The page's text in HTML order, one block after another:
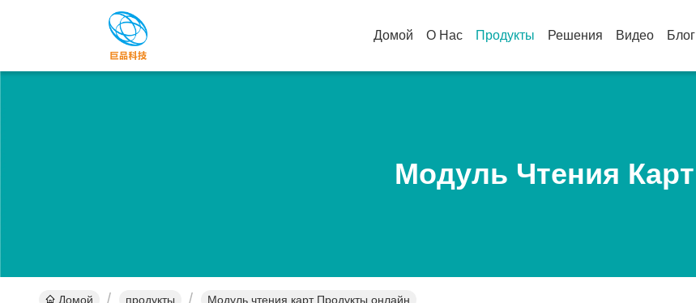
Домой О Нас Продукты Решения Видео Блог
Модуль Чтения Карт
Домой продукты Модуль чтения карт Продукты онлайн